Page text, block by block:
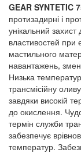
GEAR SYNTETIC
протизадирні і
унікальний захист
властивостей при
мастильного
навантажень,
Низька
трансмісійну
завдяки високій
до окислення.
термін служби
забезпечує
температур.